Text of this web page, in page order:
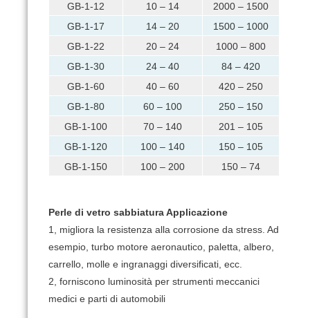
GB-1-12
10 – 14
2000 – 1500
GB-1-17
14 – 20
1500 – 1000
GB-1-22
20 – 24
1000 – 800
GB-1-30
24 – 40
84 – 420
GB-1-60
40 – 60
420 – 250
GB-1-80
60 – 100
250 – 150
GB-1-100
70 – 140
201 – 105
GB-1-120
100 – 140
150 – 105
GB-1-150
100 – 200 150 – 74
Perle di vetro sabbiatura Applicazione
1, migliora la resistenza alla corrosione da stress. Ad
esempio, turbo motore aeronautico, paletta, albero,
carrello, molle e ingranaggi diversificati, ecc.
2, forniscono luminosità per strumenti meccanici
medici e parti di automobili